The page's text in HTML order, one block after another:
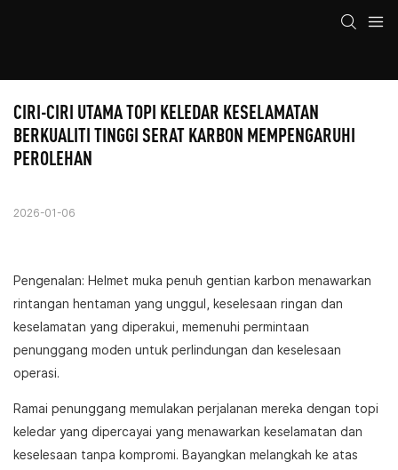
CIRI-CIRI UTAMA TOPI KELEDAR KESELAMATAN
BERKUALITI TINGGI SERAT KARBON MEMPENGARUHI
PEROLEHAN
2026-01-06
Pengenalan: Helmet muka penuh gentian karbon menawarkan
rintangan hentaman yang unggul, keselesaan ringan dan
keselamatan yang diperakui, memenuhi permintaan
penunggang moden untuk perlindungan dan keselesaan
operasi.
Ramai penunggang memulakan perjalanan mereka dengan topi
keledar yang dipercayai yang menawarkan keselamatan dan
keselesaan tanpa kompromi. Bayangkan melangkah ke atas